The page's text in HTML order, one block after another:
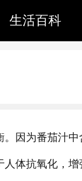
生活百科
因为番茄汁
体抗氧化，